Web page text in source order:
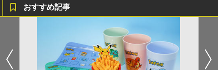
おすすめ記事